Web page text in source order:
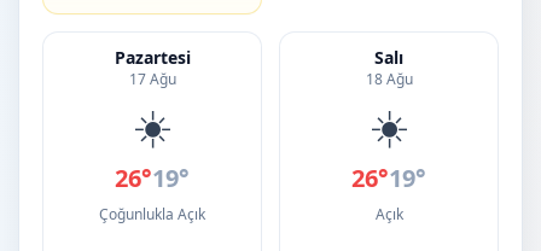
Pazartesi
17 Ağu
☀️
26°19°
Çoğunlukla Açık
Salı
18 Ağu
☀️
26°19°
Açık